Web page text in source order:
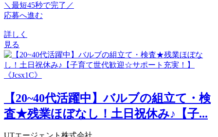
＼最短45秒で完了／
応募へ進む
詳しく
見る
【20~40代活躍中】バルブの組立て・検
査★残業ほぼなし！土日祝休み♪【子...